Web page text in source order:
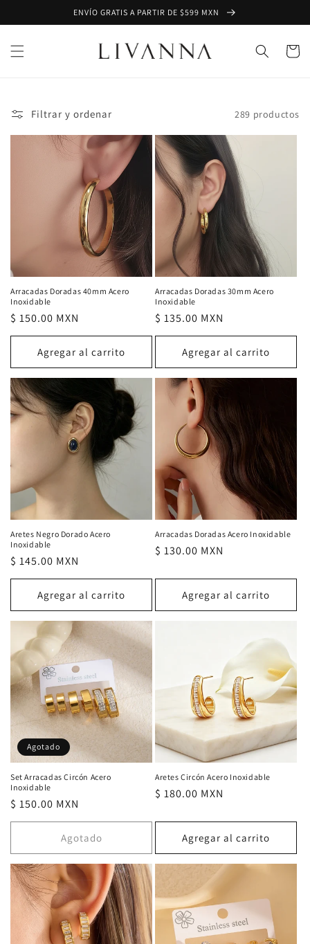
directamente
al contenido
ENVÍO GRATIS A PARTIR DE $599 MXN
Carrito
Filtrar y ordenar 289 productos
Arracadas Doradas 40mm Acero
Inoxidable
Precio
habitual
$ 150.00 MXN
Agregar al carrito
Arracadas Doradas 30mm Acero
Inoxidable
Precio
habitual
$ 135.00 MXN
Agregar al carrito
Aretes Negro Dorado Acero
Inoxidable
Precio
habitual
$ 145.00 MXN
Agregar al carrito
Arracadas Doradas Acero Inoxidable
Precio
$ 130.00 MXN
Agregar al carrito
Agotado
Set Arracadas Circón Acero
Inoxidable
Precio
habitual
$ 150.00 MXN
Agotado
Aretes Circón Acero Inoxidable
Precio
$ 180.00 MXN
Agregar al carrito